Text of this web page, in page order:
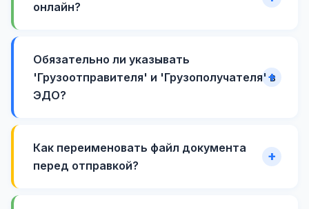
онлайн?
Обязательно ли указывать
'Грузоотправителя' и 'Грузополучателя' в
ЭДО?
Как переименовать файл документа
перед отправкой?